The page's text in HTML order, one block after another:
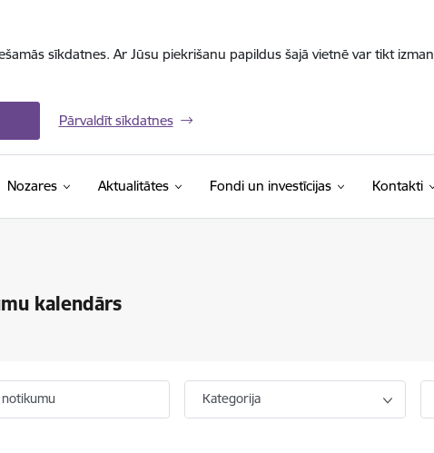
sīkdatnes. Ar Jūsu piekrišanu papildus šajā vietnē var tikt
Pārvaldīt sīkdatnes
Nozares Aktualitātes Fondi un investīcijas Kontakti
kalendārs
Kategorija